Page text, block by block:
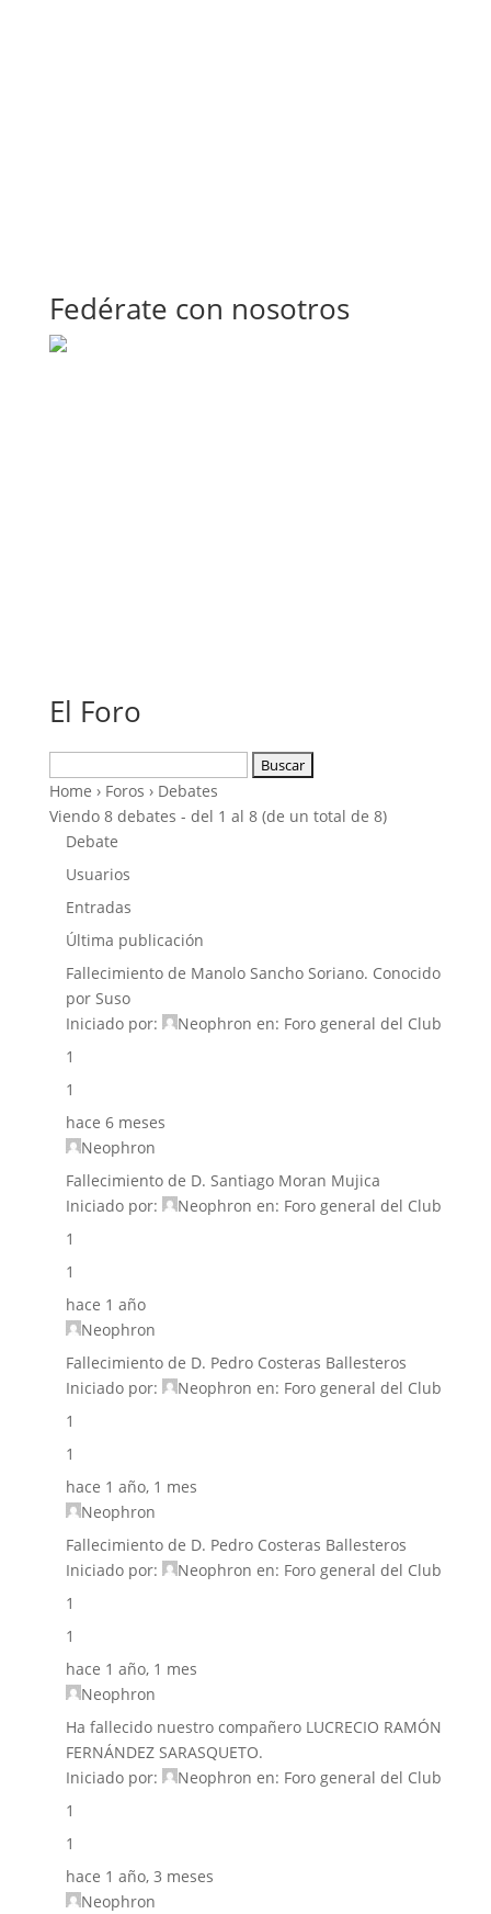
Fedérate con nosotros
El Foro
Home › Foros › Debates
Viendo 8 debates - del 1 al 8 (de un total de 8)
Debate
Usuarios
Entradas
Última publicación
Fallecimiento de Manolo Sancho Soriano. Conocido
por Suso
Iniciado por:
Neophron en: Foro general del Club
1
1
hace 6 meses
Neophron
Fallecimiento de D. Santiago Moran Mujica
Iniciado por:
Neophron en: Foro general del Club
1
1
hace 1 año
Neophron
Fallecimiento de D. Pedro Costeras Ballesteros
Iniciado por:
Neophron en: Foro general del Club
1
1
hace 1 año, 1 mes
Neophron
Fallecimiento de D. Pedro Costeras Ballesteros
Iniciado por:
Neophron en: Foro general del Club
1
1
hace 1 año, 1 mes
Neophron
Ha fallecido nuestro compañero LUCRECIO RAMÓN
FERNÁNDEZ SARASQUETO.
Iniciado por:
Neophron en: Foro general del Club
1
1
hace 1 año, 3 meses
Neophron